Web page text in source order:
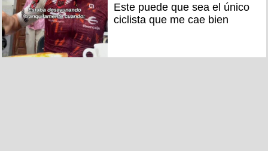
Este puede que sea el único
ciclista que me cae bien